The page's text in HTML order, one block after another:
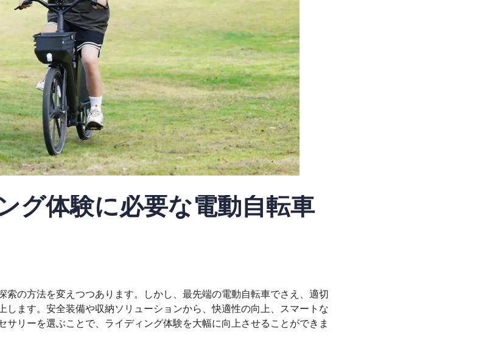
グ体験に必要な電動自転車
索の方法を変えつつあります。しかし、最先端の電動自転車でさえ、適切
します。安全装備や収納ソリューションから、快適性の向上、スマートな
サリーを選ぶことで、ライディング体験を大幅に向上させることができま